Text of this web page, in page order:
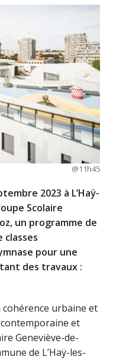
@11h45
2023 à L’Haÿ-
Scolaire
un programme de
classes
pour une
des travaux :
urbaine et
et
Geneviève-de-
de L’Haÿ-les-